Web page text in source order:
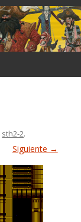
sth2-2.
Siguiente →